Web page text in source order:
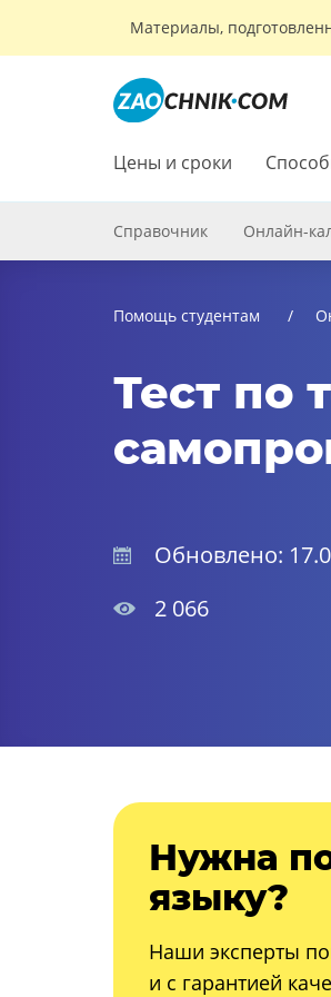
Материалы,
Цены и сроки
Справочник Онлайн-
Помощь студентам
Тест по
Обновлено:
2 066
Нужна
языку?
Наши эксперты
и с гарантией